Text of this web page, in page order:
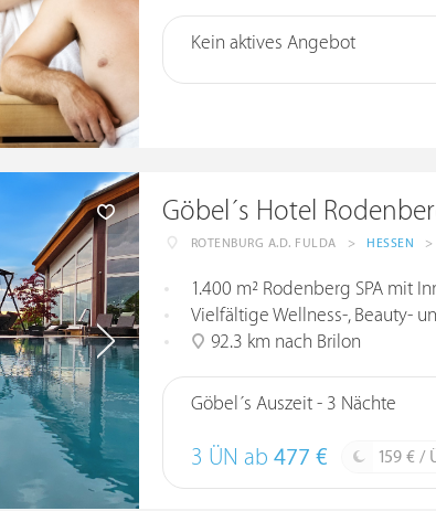
Kein aktives Angebot
Göbel´s Hotel
ROTENBURG A.D. FULDA > HESSEN >
1.400 m² Rodenberg SPA mit
Vielfältige Wellness-, Beauty-
92.3 km nach Brilon
Göbel´s Auszeit - 3 Nächte
3 ÜN ab 477 € 159 € /